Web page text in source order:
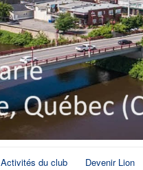
Activités du club Devenir Lion